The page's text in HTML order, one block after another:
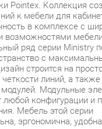
ряд серии Ministry
с
строится на
линий, а также
Модульные
конфигурации и
Мебель этой серии
эргономична, удобна,
эксплуатации
от истирания, мелких
в роскошном
уникального древесного